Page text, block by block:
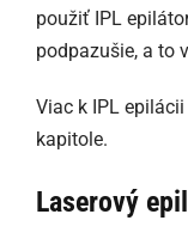
použiť IPL
podpazušie, a to
Viac k IPL
kapitole.
Laserový